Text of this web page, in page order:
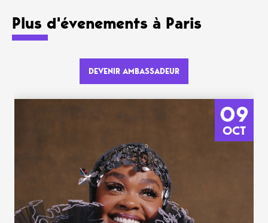
Plus d'évenements à Paris
DEVENIR AMBASSADEUR
09
OCT